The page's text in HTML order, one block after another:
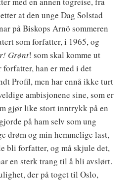
at den unge Dag Solstad
på Biskops Arnö sommeren
som forfatter, i 1965, og
Grønt! som skal komme ut
forfatter, han er med i det
Profil, men har ennå ikke turt
ambisjonene sine, som er
gjør like stort inntrykk på en
på ham selv som ung
drøm og min hemmelige last,
bli forfatter, og må skjule det,
en sterk trang til å bli avslørt.
der på toget til Oslo,